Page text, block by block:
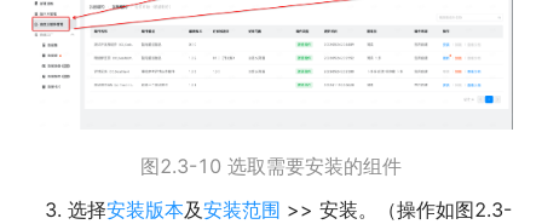
图2.3-10 选取需要安装的组件
选择安装版本及安装范围 >> 安装。（操作如图2.3-